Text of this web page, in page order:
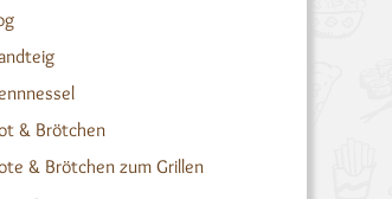
& Brötchen
& Brötchen zum Grillen